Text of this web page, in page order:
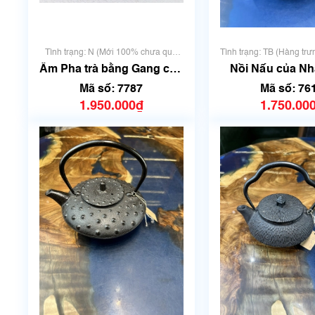
Tình trạng: N (Mới 100% chưa qua
sử dụng)
Ấm Pha trà bằng Gang của
Nhật | Dung tích 250ml -
Mã số: 7787
1.950.000₫
Tình trạng: TB (Hàng
lý)
Nồi Nấu của
Gang | Đường
Mã số: